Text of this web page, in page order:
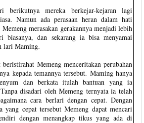
berikutnya mereka berkejar-kejaran lagi
Namun ada perasaan heran dalam hati
Memeng merasakan gerakannya menjadi lebih
biasanya, dan sekarang ia bisa menyamai
lari Maming.
beristirahat Memeng menceritakan perubahan
kepada temannya tersebut. Maming hanya
dan berkata itulah bantuan yang ia
disadari oleh Memeng ternyata ia telah
cara berlari dengan cepat. Dengan
yang cepat tersebut Memeng dapat mencari
dengan menangkap tikus yang ada di